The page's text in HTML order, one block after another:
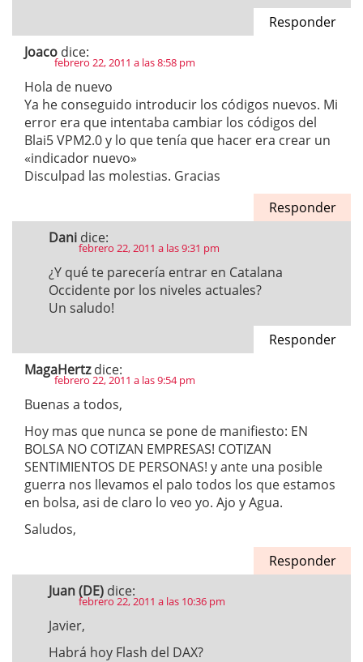
Responder
Joaco dice:
febrero 22, 2011 a las 8:58 pm
Hola de nuevo
Ya he conseguido introducir los códigos nuevos. Mi
error era que intentaba cambiar los códigos del
Blai5 VPM2.0 y lo que tenía que hacer era crear un
«indicador nuevo»
Disculpad las molestias. Gracias
Responder
Dani dice:
febrero 22, 2011 a las 9:31 pm
¿Y qué te parecería entrar en Catalana
Occidente por los niveles actuales?
Un saludo!
Responder
MagaHertz dice:
febrero 22, 2011 a las 9:54 pm
Buenas a todos,
Hoy mas que nunca se pone de manifiesto: EN
BOLSA NO COTIZAN EMPRESAS! COTIZAN
SENTIMIENTOS DE PERSONAS! y ante una posible
guerra nos llevamos el palo todos los que estamos
en bolsa, asi de claro lo veo yo. Ajo y Agua.
Saludos,
Responder
Juan (DE) dice:
febrero 22, 2011 a las 10:36 pm
Javier,
Habrá hoy Flash del DAX?